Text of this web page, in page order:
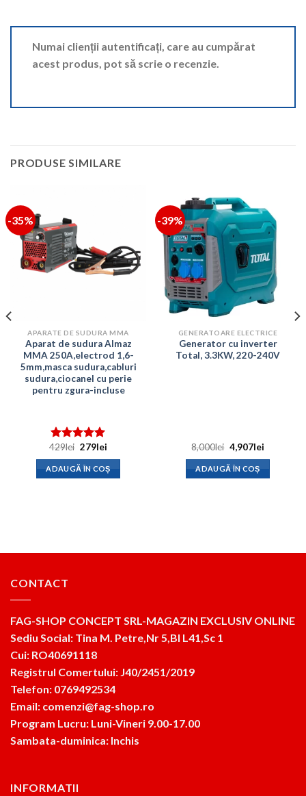
Numai clienții autentificați, care au cumpărat
acest produs, pot să scrie o recenzie.
PRODUSE SIMILARE
-35%
APARATE DE SUDURA MMA
Aparat de sudura Almaz
MMA 250A,electrod 1,6-
5mm,masca sudura,cabluri
sudura,ciocanel cu perie
pentru zgura-incluse
Evaluat la
5.00din 5
429lei Prețul
a
fost:
429lei.
279leiPrețul
este:
279lei.
ADAUGĂ ÎN COȘ
-39%
GENERATOARE ELECTRICE
Generator cu inverter
Total, 3.3KW, 220-240V
8,000lei Prețul
inițial
a
fost:
8,000lei.
4,907leiPrețul
ADAUGĂ ÎN COȘ
CONTACT
FAG-SHOP CONCEPT SRL-MAGAZIN EXCLUSIV ONLINE
Sediu Social: Tina M. Petre,Nr 5,Bl L41,Sc 1
Cui: RO40691118
Registrul Comertului: J40/2451/2019
Telefon: 0769492534
Email: comenzi@fag-shop.ro
Program Lucru: Luni-Vineri 9.00-17.00
Sambata-duminica: Inchis
INFORMATII